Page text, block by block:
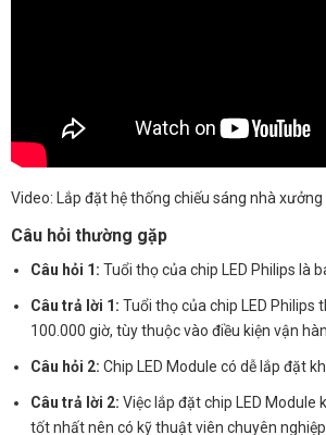
Video: Lắp đặt hệ thống chiếu sáng nhà xưởng
Câu hỏi thường gặp
Câu hỏi 1: Tuổi thọ của chip LED Philips là
Câu trả lời 1: Tuổi thọ của chip LED Philips
100.000 giờ, tùy thuộc vào điều kiện vận
Câu hỏi 2: Chip LED Module có dễ lắp đặt
Câu trả lời 2: Việc lắp đặt chip LED Module
tốt nhất nên có kỹ thuật viên chuyên